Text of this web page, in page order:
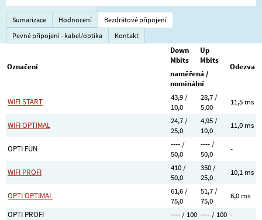
Sumarizace Hodnocení
Bezdrátové připojení
Pevné připojení - kabel/optika
Kontakt
Označení
Down
Mbits
Up
Mbits
Odezva
naměřená /
nominální
WIFI START
43,9 /
10,0
28,7 /
5,00
11,5 ms
WIFI OPTIMAL
24,7 /
25,0
4,95 /
10,0
11,0 ms
OPTI FUN
---- /
50,0
---- /
50,0
-
WIFI PROFI
410 /
50,0
350 /
25,0
10,1 ms
OPTI OPTIMAL
61,6 /
75,0
51,7 /
75,0
6,0 ms
OPTI PROFI
---- / 100 ---- / 100 -